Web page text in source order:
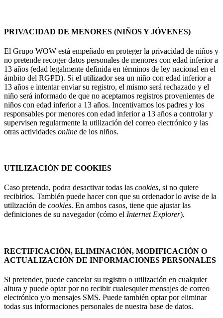
PRIVACIDAD DE MENORES (NIÑOS Y JÓVENES)
El Grupo WOW está empeñado en proteger la privacidad de niños y
no pretende recoger datos personales de menores con edad inferior a
13 años (edad legalmente definida en términos de ley nacional en el
ámbito del RGPD). Si el utilizador sea un niño con edad inferior a
13 años e intentar enviar su registro, el mismo será rechazado y el
niño será informado de que no aceptamos registros provenientes de
niños con edad inferior a 13 años. Incentivamos los padres y los
responsables por menores con edad inferior a 13 años a controlar y
supervisen regularmente la utilización del correo electrónico y las
otras actividades online de los niños.
UTILIZACIÓN DE COOKIES
Caso pretenda, podra desactivar todas las cookies, si no quiere
recibirlos. También puede hacer con que su ordenador lo avise de la
utilización de cookies. En ambos casos, tiene que ajustar las
definiciones de su navegador (cómo el Internet Explorer).
RECTIFICACIÓN, ELIMINACIÓN, MODIFICACIÓN O
ACTUALIZACIÓN DE INFORMACIONES PERSONALES
Si pretender, puede cancelar su registro o utilización en cualquier
altura y puede optar por no recibir cualesquier mensajes de correo
electrónico y/o mensajes SMS. Puede también optar por eliminar
todas sus informaciones personales de nuestra base de datos.